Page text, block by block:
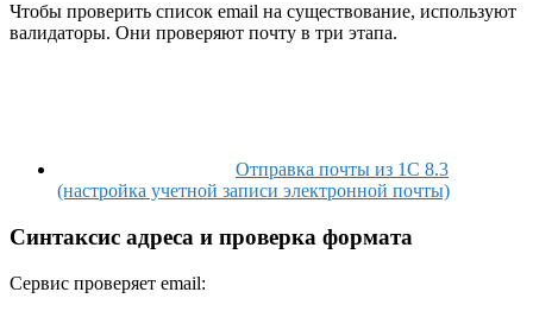
Чтобы проверить список email на существование, используют
валидаторы. Они проверяют почту в три этапа.
Отправка почты из 1С 8.3
(настройка учетной записи электронной почты)
Синтаксис адреса и проверка формата
Сервис проверяет email: